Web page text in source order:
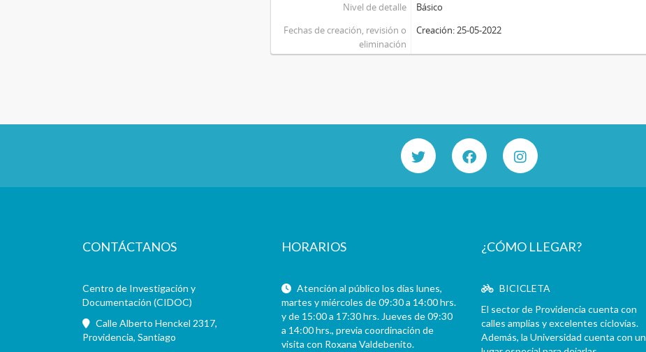
Nivel de detalle
Básico
Fechas de creación, revisión o
eliminación
Creación: 25-05-2022
CONTÁCTANOS
Centro de Investigación y
Documentación (CIDOC)
Calle Alberto Henckel 2317,
Providencia, Santiago
HORARIOS
Atención al público los días lunes,
martes y miércoles de 09:30 a 14:00 hrs.
y de 15:00 a 17:30 hrs. Jueves de 09:30
a 14:00 hrs., previa coordinación de
visita con Roxana Valdebenito.
¿CÓMO LLEGAR?
BICICLETA
El sector de Providencia cuenta con
calles amplias y excelentes ciclovías.
Además, la Universidad cuenta con un